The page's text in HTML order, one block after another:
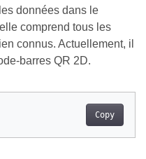
données dans le
comprend tous les
connus. Actuellement, il
barres QR 2D.
Copy